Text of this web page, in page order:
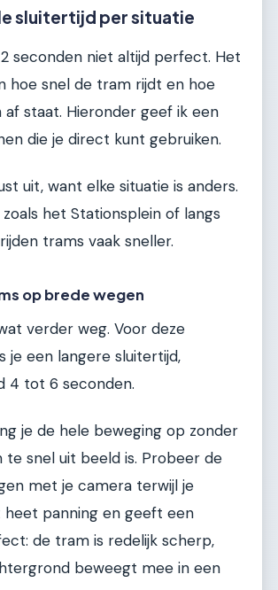
sluitertijd per situatie
2 seconden niet altijd perfect. Het
hoe snel de tram rijdt en hoe
af staat. Hieronder geef ik een
die je direct kunt gebruiken.
uit, want elke situatie is anders.
het Stationsplein of langs
trams vaak sneller.
op brede wegen
verder weg. Voor deze
je een langere sluitertijd,
4 tot 6 seconden.
je de hele beweging op zonder
snel uit beeld is. Probeer de
met je camera terwijl je
heet panning en geeft een
de tram is redelijk scherp,
beweegt mee in een